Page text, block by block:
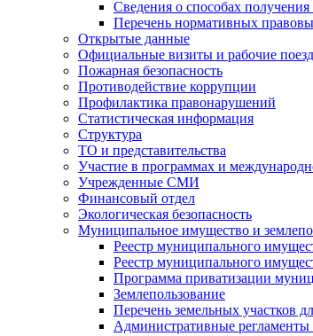
Сведения о способах
Перечень нормативных
Открытые данные
Официальные визиты и рабочие
Пожарная безопасность
Противодействие коррупции
Профилактика правонарушений
Статистическая информация
Структура
ТО и представительства
Участие в программах и
Учрежденные СМИ
Финансовый отдел
Экологическая безопасность
Муниципальное имущество и
Реестр муниципального
Реестр муниципального
Программа приватизации
Землепользование
Перечень земельных участков
Административные